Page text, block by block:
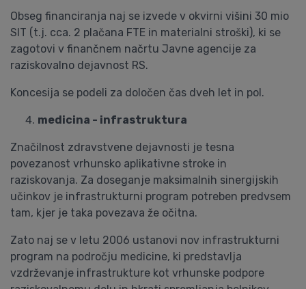
Obseg financiranja naj se izvede v okvirni višini 30 mio
SIT (t.j. cca. 2 plačana FTE in materialni stroški), ki se
zagotovi v finančnem načrtu Javne agencije za
raziskovalno dejavnost RS.
Koncesija se podeli za določen čas dveh let in pol.
medicina - infrastruktura
Značilnost zdravstvene dejavnosti je tesna
povezanost vrhunsko aplikativne stroke in
raziskovanja. Za doseganje maksimalnih sinergijskih
učinkov je infrastrukturni program potreben predvsem
tam, kjer je taka povezava že očitna.
Zato naj se v letu 2006 ustanovi nov infrastrukturni
program na področju medicine, ki predstavlja
vzdrževanje infrastrukture kot vrhunske podpore